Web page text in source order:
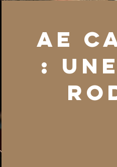
AE
: